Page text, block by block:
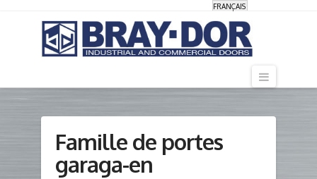
FRANÇAIS
Famille de portes
garaga-en